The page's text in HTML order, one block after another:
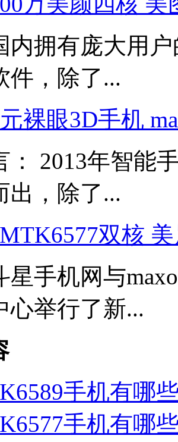
内拥有庞大用
件，除了...
裸眼3D手机
： 2013年智能
出，除了...
双核
星手机网与
心举行了新...
手机有哪
手机有哪